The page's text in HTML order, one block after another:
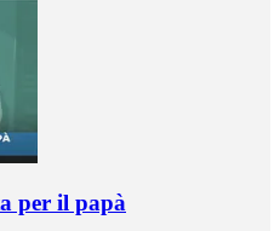
per il papà